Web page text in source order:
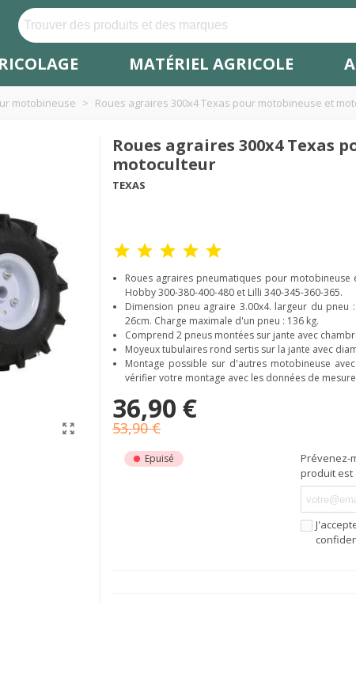
MATÉRIEL AGRICOLE
motobineuse > Roues agraires 300x4 Texas pour motobineuse et
Roues agraires 300x4 Texas
motoculteur
TEXAS
Roues agraires pneumatiques pour
Hobby 300-380-400-480 et Lilli 340-345-360-365.
Dimension pneu agraire 3.00x4. largeur du
26cm. Charge maximale d'un pneu : 136 kg.
Comprend 2 pneus montées sur jante avec
Moyeux tubulaires rond sertis sur la jante avec
Montage possible sur d'autres motobineuse
vérifier votre montage avec les données de
36,90 €
53,90 €
Epuisé
Prévenez-
produit est